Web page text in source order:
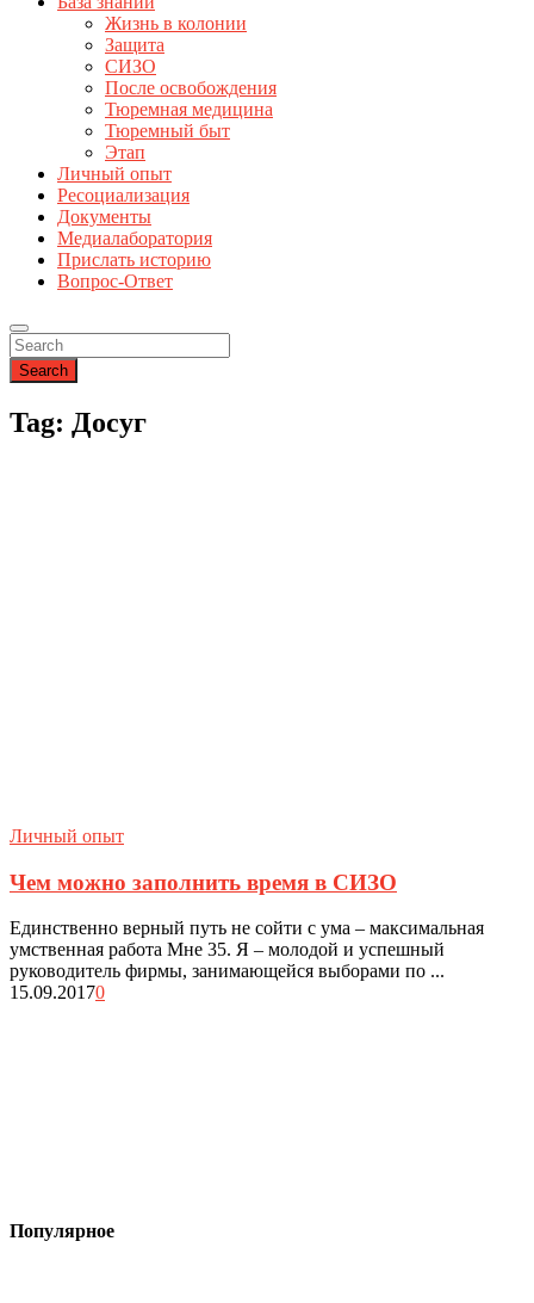
Жизнь в колонии
Защита
СИЗО
После освобождения
Тюремная медицина
Тюремный быт
Этап
Личный опыт
Ресоциализация
Документы
Медиалаборатория
Прислать историю
Вопрос-Ответ
Search
Tag: Досуг
Личный опыт
Чем можно заполнить время в СИЗО
Единственно верный путь не сойти с ума – максимальная
умственная работа Мне 35. Я – молодой и успешный
руководитель фирмы, занимающейся выборами по ...
15.09.20170
Популярное